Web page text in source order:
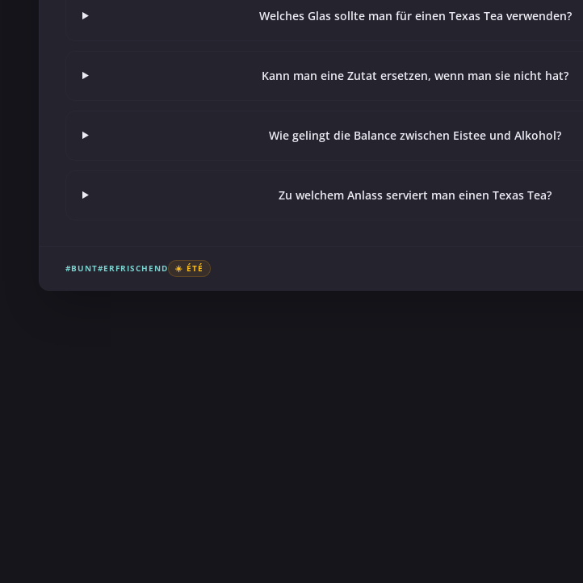
Welches Glas sollte man für einen Texas Tea verwenden?
Kann man eine Zutat ersetzen, wenn man sie nicht hat?
Wie gelingt die Balance zwischen Eistee und Alkohol?
Zu welchem Anlass serviert man einen Texas Tea?
#BUNT#ERFRISCHEND ☀️ ÉTÉ